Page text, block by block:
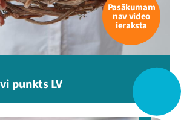
Festivāls
Pasākumam
nav video
ieraksta
punkts LV